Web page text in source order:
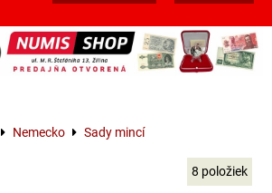
Nemecko Sady mincí
8 položiek